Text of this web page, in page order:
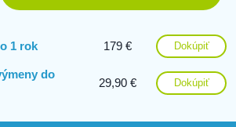
1 rok 179 € Dokúpiť
do
29,90 € Dokúpiť